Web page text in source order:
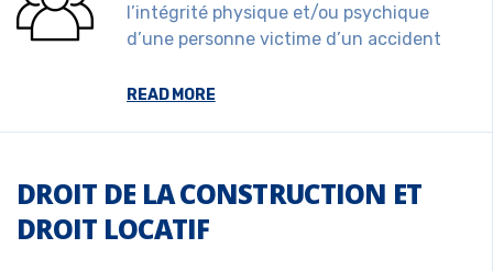
l’intégrité physique et/ou psychique
d’une personne victime d’un accident
READ MORE
DROIT DE LA CONSTRUCTION ET
DROIT LOCATIF